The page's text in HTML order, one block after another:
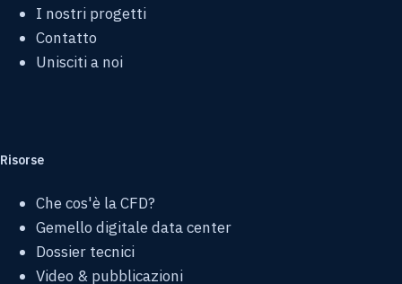
I nostri progetti
Contatto
Unisciti a noi
Risorse
Che cos'è la CFD?
Gemello digitale data center
Dossier tecnici
Video & pubblicazioni